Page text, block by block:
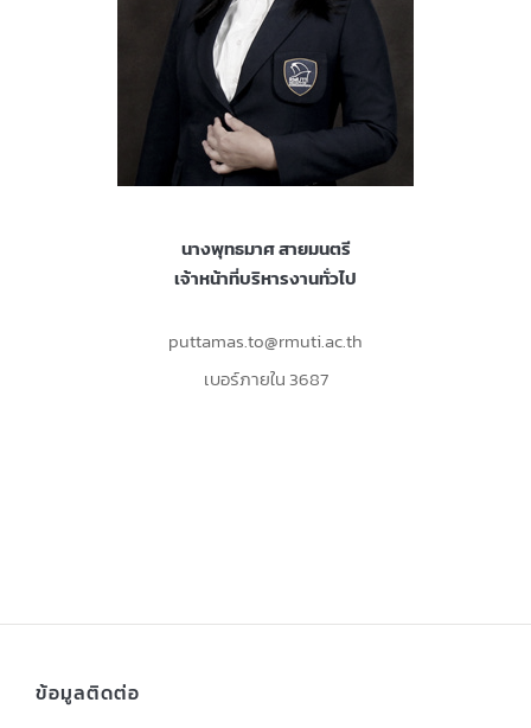
นางพุทธมาศ สายมนตรี
เจ้าหน้าที่บริหารงานทั่วไป
puttamas.to@rmuti.ac.th
เบอร์ภายใน 3687
ข้อมูลติดต่อ